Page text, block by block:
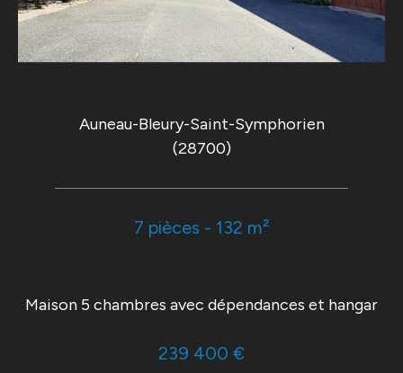
Auneau-Bleury-Saint-Symphorien
(28700)
7 pièces - 132 m²
Maison 5 chambres avec dépendances et hangar
239 400 €